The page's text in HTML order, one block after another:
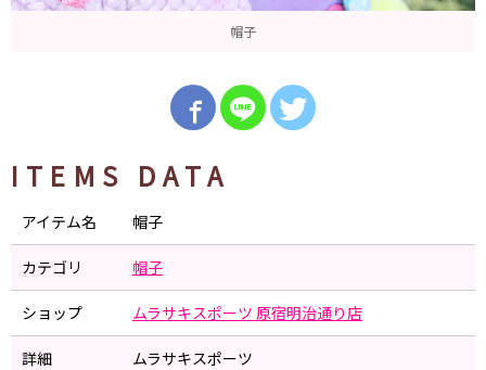
帽子
ITEMS DATA
アイテム名 帽子
カテゴリ 帽子
ショップ ムラサキスポーツ 原宿明治通り店
詳細 ムラサキスポーツ